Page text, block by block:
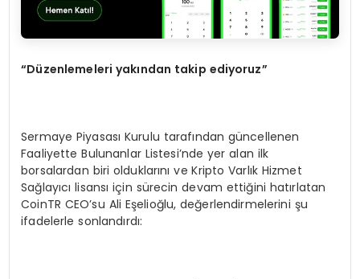
“Düzenlemeleri yakından takip ediyoruz”
Sermaye Piyasası Kurulu tarafından güncellenen
Faaliyette Bulunanlar Listesi’nde yer alan ilk
borsalardan biri olduklarını ve Kripto Varlık Hizmet
Sağlayıcı lisansı için sürecin devam ettiğini hatırlatan
CoinTR CEO’su Ali Eşelioğlu, değerlendirmelerini şu
ifadelerle sonlandırdı: